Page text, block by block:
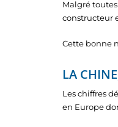
Malgré
constructeur
Cette bonne
LA
Les chiffres
en Europe